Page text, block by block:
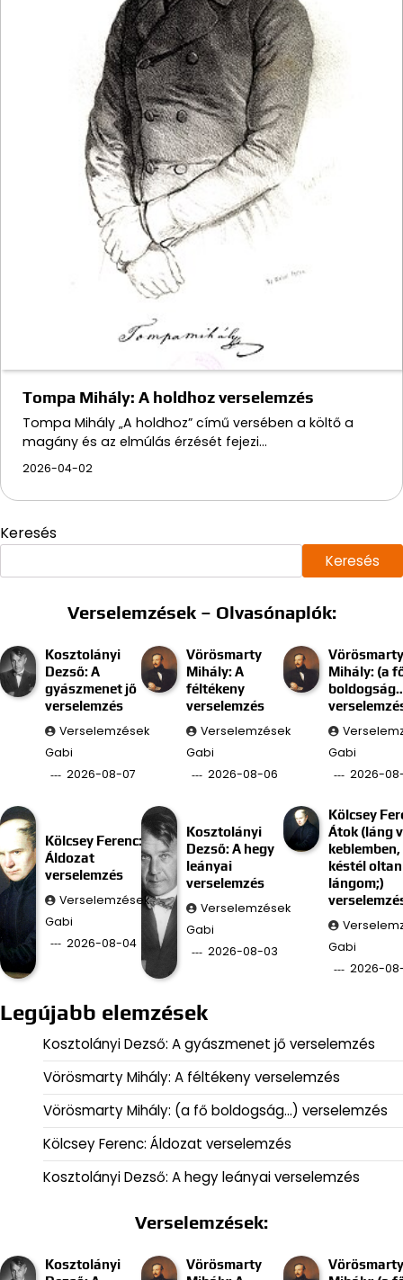
Tompa Mihály: A holdhoz verselemzés
Tompa Mihály „A holdhoz” című versében a költő a
magány és az elmúlás érzését fejezi…
2026-04-02
Keresés
Keresés
Verselemzések – Olvasónaplók:
Kosztolányi
Dezső: A
gyászmenet jő
verselemzés
Verselemzések
Gabi
2026-08-07
Vörösmarty
Mihály: A
féltékeny
verselemzés
Verselemzések
Gabi
2026-08-06
Vörösmarty
Mihály: (a
Gabi
2026-
Kölcsey Ferenc:
Áldozat
verselemzés
Verselemzések
Gabi
2026-08-04
Kosztolányi
Dezső: A hegy
leányai
verselemzés
Verselemzések
Gabi
2026-08-03
Kölcsey
Átok (láng
keblemben,
késtél
lángom;)
Gabi
2026-
Legújabb elemzések
Kosztolányi Dezső: A gyászmenet jő verselemzés
Vörösmarty Mihály: A féltékeny verselemzés
Vörösmarty Mihály: (a fő boldogság…) verselemzés
Kölcsey Ferenc: Áldozat verselemzés
Kosztolányi Dezső: A hegy leányai verselemzés
Verselemzések:
Kosztolányi
Vörösmarty
Vörösmarty